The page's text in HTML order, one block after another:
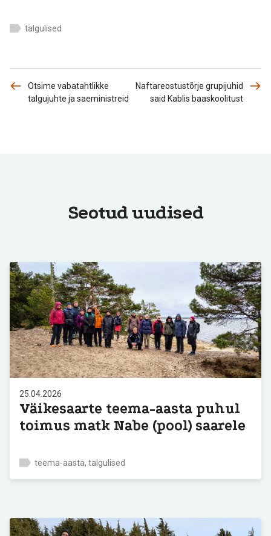
talgulised
Otsime vabatahtlikke
talgujuhte ja saeministreid
Naftareostustõrje grupijuhid
said Kablis baaskoolitust
Seotud uudised
25.04.2026
Väikesaarte teema-aasta puhul
toimus matk Nabe (pool) saarele
teema-aasta, talgulised